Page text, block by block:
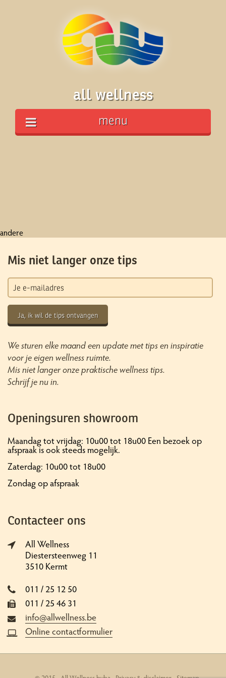
all wellness
menu
andere
Mis niet langer onze tips
Ja, ik wil de tips ontvangen
We sturen elke maand een update met tips en inspiratie
voor je eigen wellness ruimte.
Mis niet langer onze praktische wellness tips.
Schrijf je nu in.
Openingsuren showroom
Maandag tot vrijdag: 10u00 tot 18u00 Een bezoek op
afspraak is ook steeds mogelijk.
Zaterdag: 10u00 tot 18u00
Zondag op afspraak
Contacteer ons
All Wellness
Diestersteenweg 11
3510 Kermt
011 / 25 12 50
011 / 25 46 31
info@allwellness.be
Online contactformulier